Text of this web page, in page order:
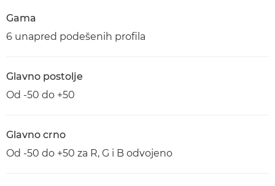
Gama
6 unapred podešenih profila
Glavno postolje
Od -50 do +50
Glavno crno
Od -50 do +50 za R, G i B odvojeno